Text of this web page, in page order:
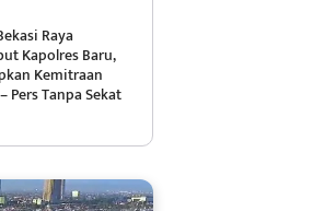
Raya
Kapolres Baru,
Kemitraan
Pers Tanpa Sekat